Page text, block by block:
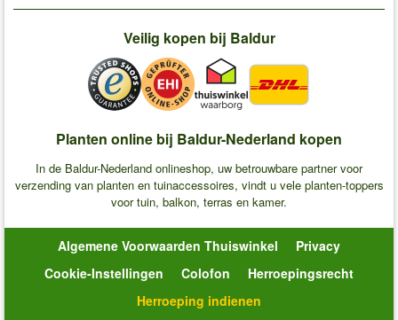
Veilig kopen bij Baldur
Planten online bij Baldur-Nederland kopen
In de Baldur-Nederland onlineshop, uw betrouwbare partner voor
verzending van planten en tuinaccessoires, vindt u vele planten-toppers
voor tuin, balkon, terras en kamer.
Algemene Voorwaarden Thuiswinkel
Privacy
Cookie-Instellingen
Colofon
Herroepingsrecht
Herroeping indienen